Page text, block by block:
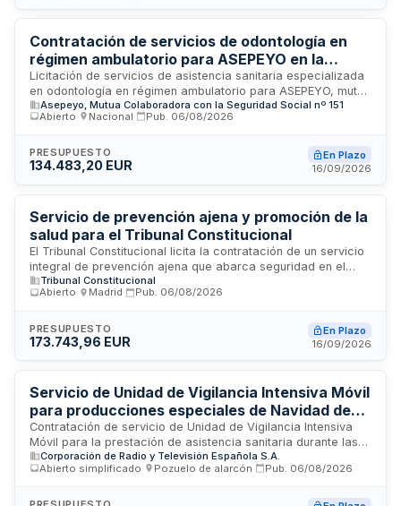
médica previa, bajo supervisión facultativa de la mutualidad.
Contratación de servicios de odontología en
régimen ambulatorio para ASEPEYO en la
provincia de Tarragona
Licitación de servicios de asistencia sanitaria especializada
en odontología en régimen ambulatorio para ASEPEYO, mutua
colaboradora con la Seguridad Social. Los servicios se
prestarán en la provincia de Tarragona a trabajadores al
por cuenta propia adheridos. La contratación incluye
atención de urgencia, cirugía menor, tratamientos
odontológicos especializados, mediante un único proveedor
que garantice la continuidad asistencial y la eficiencia en la
gestión.
Asepeyo, Mutua Colaboradora con la Seguridad Social nº 151
Abierto
Nacional Pub. 06/08/2026
PRESUPUESTO
134.483,20 EUR
En Plazo
16/09/2026
Servicio de prevención ajena y promoción de la
salud para el Tribunal Constitucional
El Tribunal Constitucional licita la contratación de un servicio
integral de prevención ajena que abarca seguridad en el
trabajo, higiene industrial, ergonomía, psicosociología
aplicada y vigilancia de la salud de los trabajadores. El
proteger y promover la salud de la plantilla, y evitar o
disminuir los riesgos derivados de la actividad laboral
Tribunal Constitucional
Abierto
Madrid Pub. 06/08/2026
PRESUPUESTO
173.743,96 EUR
En Plazo
16/09/2026
Servicio de Unidad de Vigilancia Intensiva Móvil
para producciones especiales de Navidad de
RTVE
Contratación de servicio de Unidad de Vigilancia Intensiva
Móvil para la prestación de asistencia sanitaria durante las
grabaciones de los programas especiales de Navidad de
RTVE: Especial Gala 1, Especial Feliz 2027 y Especial
5 de Prado del Rey con asistencia de público, por lo que es
Corporación de Radio y Televisión Española S.A.
Abierto simplificado
Pozuelo de alarcón Pub. 06/08/2026